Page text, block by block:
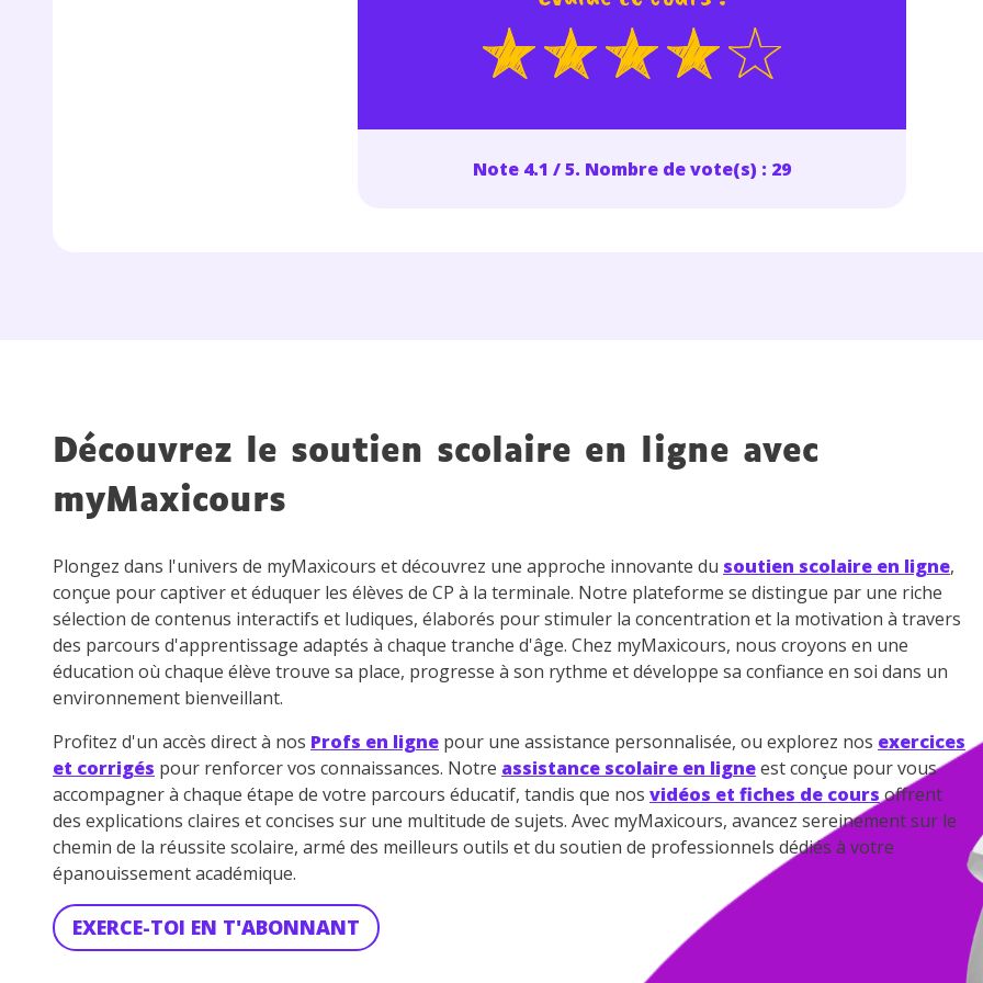
Note 4.1 / 5. Nombre de vote(s) : 29
Découvrez le soutien scolaire en ligne avec
myMaxicours
Plongez dans l'univers de myMaxicours et découvrez une approche innovante du soutien scolaire en ligne,
conçue pour captiver et éduquer les élèves de CP à la terminale. Notre plateforme se distingue par une riche
sélection de contenus interactifs et ludiques, élaborés pour stimuler la concentration et la motivation à travers
des parcours d'apprentissage adaptés à chaque tranche d'âge. Chez myMaxicours, nous croyons en une
éducation où chaque élève trouve sa place, progresse à son rythme et développe sa confiance en soi dans un
environnement bienveillant.
Profitez d'un accès direct à nos Profs en ligne pour une assistance personnalisée, ou explorez nos exercices
et corrigés pour renforcer vos connaissances. Notre assistance scolaire en ligneest conçue pour vous
accompagner à chaque étape de votre parcours éducatif, tandis que nos vidéos et fiches de coursoffrent
des explications claires et concises sur une multitude de sujets. Avec myMaxicours, avancez sereinement sur le
chemin de la réussite scolaire, armé des meilleurs outils et du soutien de professionnels dédiés à votre
épanouissement académique.
EXERCE-TOI EN T'ABONNANT
de vos données personnelles et pour exercer vos droits, vous pouvez
notre charte